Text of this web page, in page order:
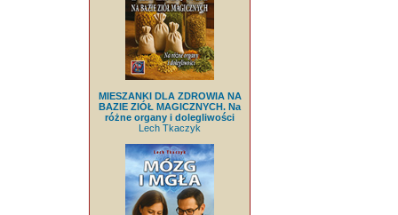
MIESZANKI DLA ZDROWIA NA
BAZIE ZIÓŁ MAGICZNYCH. Na
różne organy i dolegliwości
Lech Tkaczyk